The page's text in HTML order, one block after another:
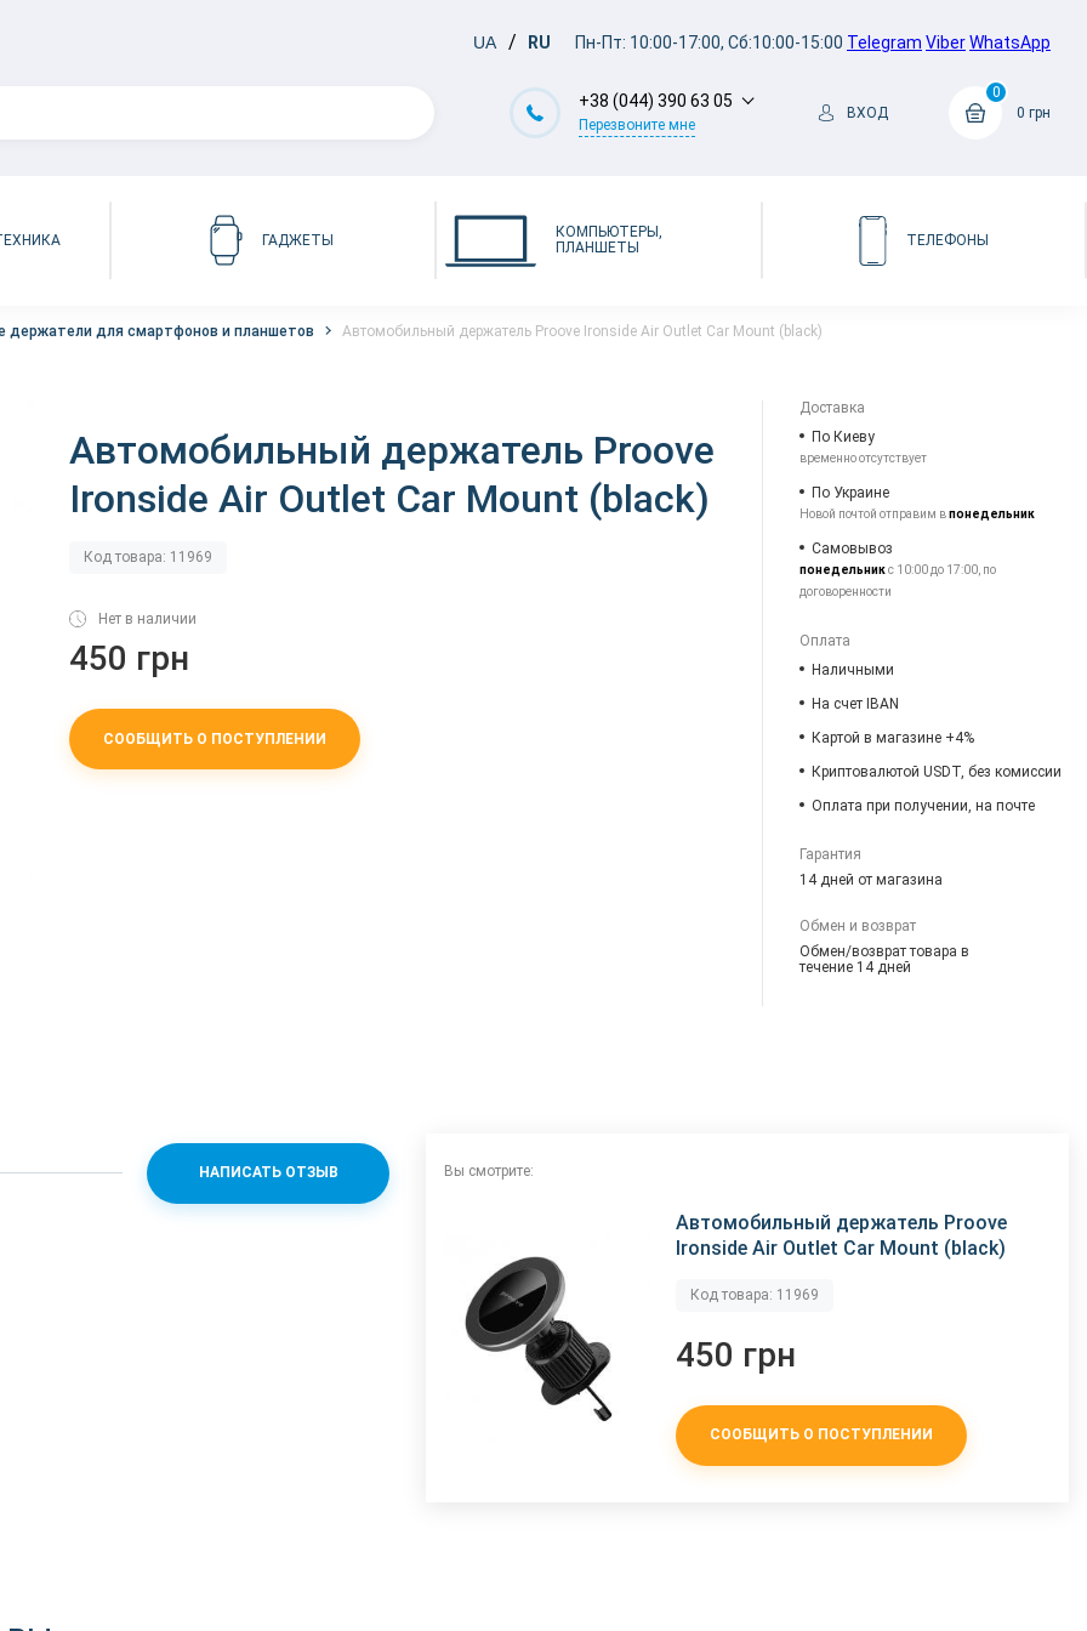
UA RU Пн-Пт: 10:00-17:00, Сб:10:00-15:00 Telegram ViberWhatsApp
+38 (044) 390 63 05
Перезвоните мне
ВХОД
0
0 грн
ГАДЖЕТЫ
КОМПЬЮТЕРЫ,
ПЛАНШЕТЫ
ТЕЛЕФОНЫ
держатели для смартфонов и планшетов Автомобильный держатель Proove Ironside Air Outlet Car Mount (black)
Автомобильный держатель Proove
Ironside Air Outlet Car Mount (black)
Код товара: 11969
Нет в наличии
450 грн
СООБЩИТЬ О ПОСТУПЛЕНИИ
Доставка
По Киеву
временно отсутствует
По Украине
Новой почтой отправим впонедельник
Самовывоз
понедельникс 10:00 до 17:00, по
договоренности
Оплата
Наличными
На счет IBAN
Картой в магазине +4%
Криптовалютой USDT, без комиссии
Оплата при получении, на почте
Гарантия
14 дней от магазина
Обмен и возврат
Обмен/возврат товара в
течение 14 дней
НАПИСАТЬ ОТЗЫВ Вы смотрите:
Автомобильный держатель Proove
Ironside Air Outlet Car Mount (black)
Код товара: 11969
450 грн
СООБЩИТЬ О ПОСТУПЛЕНИИ